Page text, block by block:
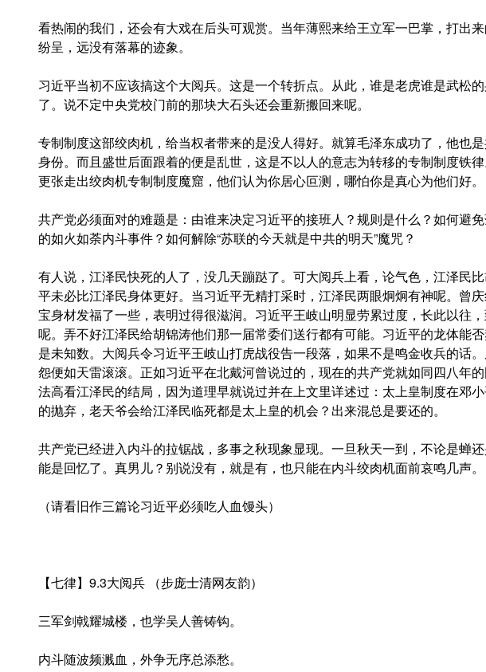
看热闹的我们，还会有大戏在后头可观赏。当年薄熙来给王立军一巴掌，打出
纷呈，远没有落幕的迹象。
习近平当初不应该搞这个大阅兵。这是一个转折点。从此，谁是老虎谁是武松
了。说不定中央党校门前的那块大石头还会重新搬回来呢。
专制制度这部绞肉机，给当权者带来的是没人得好。就算毛泽东成功了，他也
身份。而且盛世后面跟着的便是乱世，这是不以人的意志为转移的专制制度铁
更张走出绞肉机专制制度魔窟，他们认为你居心叵测，哪怕你是真心为他们好。
共产党必须面对的难题是：由谁来决定习近平的接班人？规则是什么？如何避
的如火如荼内斗事件？如何解除“苏联的今天就是中共的明天”魔咒？
有人说，江泽民快死的人了，没几天蹦跶了。可大阅兵上看，论气色，江泽民
平未必比江泽民身体更好。当习近平无精打采时，江泽民两眼炯炯有神呢。曾
宝身材发福了一些，表明过得很滋润。习近平王岐山明显劳累过度，长此以往
呢。弄不好江泽民给胡锦涛他们那一届常委们送行都有可能。习近平的龙体能
是未知数。大阅兵令习近平王岐山打虎战役告一段落，如果不是鸣金收兵的话
怨便如天雷滚滚。正如习近平在北戴河曾说过的，现在的共产党就如同四八年
法高看江泽民的结局，因为道理早就说过并在上文里详述过：太上皇制度在邓
的抛弃，老天爷会给江泽民临死都是太上皇的机会？出来混总是要还的。
共产党已经进入内斗的拉锯战，多事之秋现象显现。一旦秋天一到，不论是蝉
能是回忆了。真男儿？别说没有，就是有，也只能在内斗绞肉机面前哀鸣几声。
（请看旧作三篇论习近平必须吃人血馒头）
【七律】9.3大阅兵 （步庞士清网友韵）
三军剑戟耀城楼，也学吴人善铸钩。
内斗随波频溅血，外争无序总添愁。